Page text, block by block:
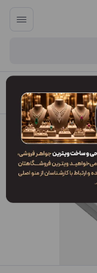
جعبه سرویس SM1 ALW2